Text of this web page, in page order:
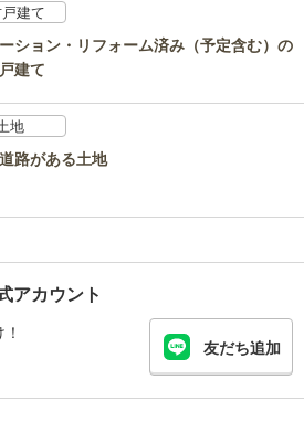
建て
ション・リフォーム済み（予定含む）の
建て
地
路がある土地
アカウント
友だち追加